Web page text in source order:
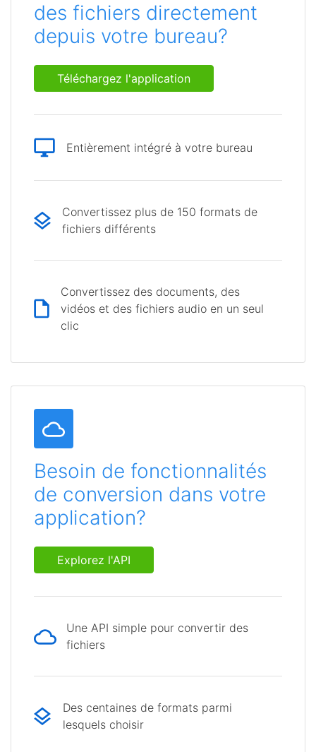
des fichiers directement
depuis votre bureau?
Téléchargez l'application
Entièrement intégré à votre bureau
Convertissez plus de 150 formats de
fichiers différents
Convertissez des documents, des
vidéos et des fichiers audio en un seul
clic
Besoin de fonctionnalités
de conversion dans votre
application?
Explorez l'API
Une API simple pour convertir des
fichiers
Des centaines de formats parmi
lesquels choisir